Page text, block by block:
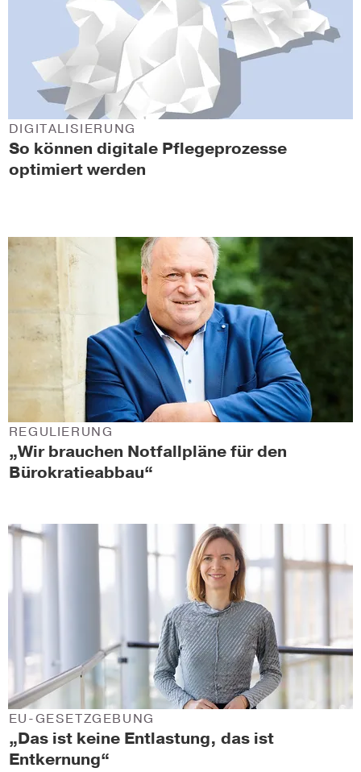
So können digitale Pflegeprozesse
optimiert werden
DIGITALISIERUNG
„Wir brauchen Notfallpläne für den
Bürokratieabbau“
REGULIERUNG
„Das ist keine Entlastung, das ist
Entkernung“
EU-GESETZGEBUNG